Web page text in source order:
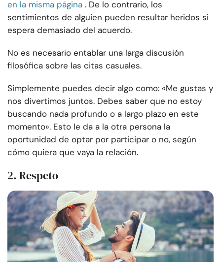
en la misma página . De lo contrario, los
sentimientos de alguien pueden resultar heridos si
espera demasiado del acuerdo.
No es necesario entablar una larga discusión
filosófica sobre las citas casuales.
Simplemente puedes decir algo como: «Me gustas y
nos divertimos juntos. Debes saber que no estoy
buscando nada profundo o a largo plazo en este
momento». Esto le da a la otra persona la
oportunidad de optar por participar o no, según
cómo quiera que vaya la relación.
2. Respeto